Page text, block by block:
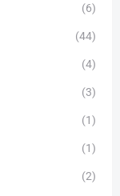
(6)
(44)
(4)
(3)
(1)
(1)
(2)